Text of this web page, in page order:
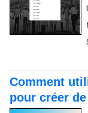
Comment
pour créer